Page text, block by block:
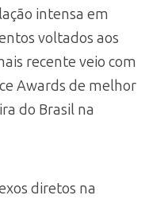
intensa em
voltados aos
recente veio com
Awards de melhor
do Brasil na
diretos na